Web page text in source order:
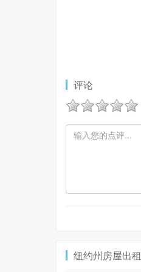
评论
纽约州房屋出租